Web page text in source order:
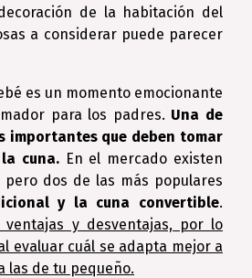
de la habitación del
a considerar puede parecer
es un momento emocionante
para los padres. Una de
importantes que deben tomar
cuna.En el mercado existen
pero dos de las más populares
y la cuna convertible.
ventajas y desventajas, por lo
evaluar cuál se adapta mejor a
las de tu pequeño.